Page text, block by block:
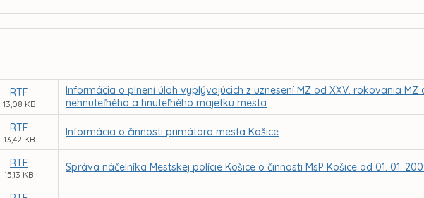
RTF
13,08 KB
Informácia o plnení úloh vyplývajúcich z uznesení MZ od XXV. rokovania
nehnuteľného a hnuteľného majetku mesta
RTF
13,42 KB
Informácia o činnosti primátora mesta Košice
RTF
15,13 KB
Správa náčelníka Mestskej polície Košice o činnosti MsP Košice od 01. 01.